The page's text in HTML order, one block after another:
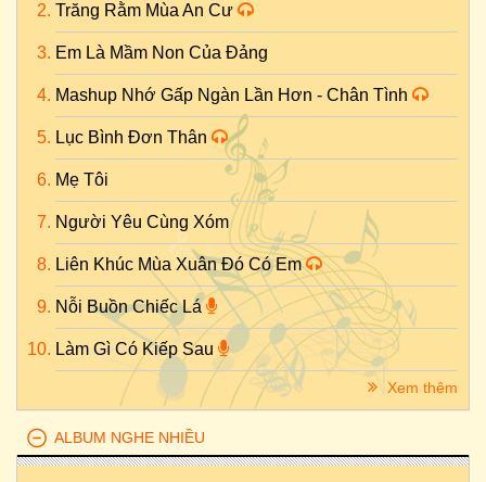
Trăng Rằm Mùa An Cư
Em Là Mầm Non Của Đảng
Mashup Nhớ Gấp Ngàn Lần Hơn - Chân Tình
Lục Bình Đơn Thân
Mẹ Tôi
Người Yêu Cùng Xóm
Liên Khúc Mùa Xuân Đó Có Em
Nỗi Buồn Chiếc Lá
Làm Gì Có Kiếp Sau
Xem thêm
ALBUM NGHE NHIỀU